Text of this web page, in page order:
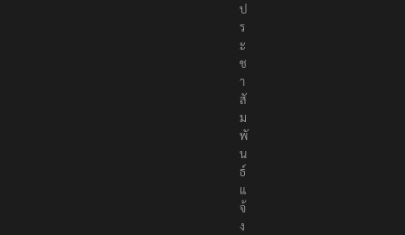
ป
ร
ะ
ช
า
สั
ม
พั
น
ธ์
แ
จ้
ง